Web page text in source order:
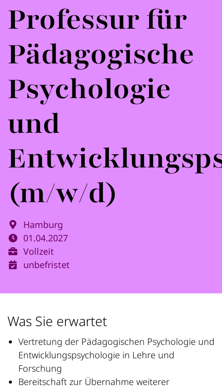
Professur für
Pädagogische
Psychologie
und
(m/w/d)
Hamburg
01.04.2027
Vollzeit
unbefristet
Was Sie erwartet
Vertretung der Pädagogischen Psychologie und
Entwicklungspsychologie in Lehre und
Forschung
Bereitschaft zur Übernahme weiterer